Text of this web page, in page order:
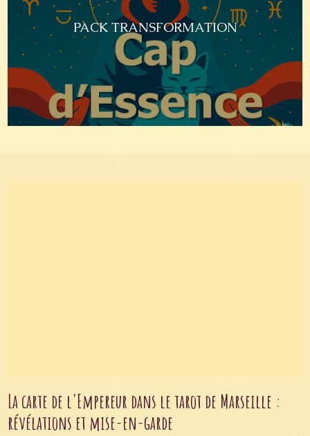
PACK TRANSFORMATION
La carte de l'Empereur dans le tarot de Marseille :
révélations et mise-en-garde